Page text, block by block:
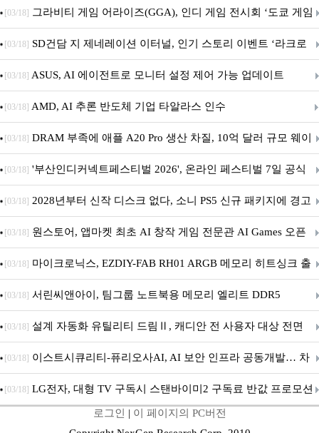
내 정식 출시
[03/18] 그라비티 게임 어라이즈(GGA), 인디 게임 전시회 ‘도쿄 게임
던전 13’ 참가!
[03/18] SD건담 지 제네레이션 이터널, 인기 스토리 이벤트 ‘라크로
아의 용사’ 재개최 및 풍성한 기념 이벤트 실시!
[03/18] ASUS, AI 에이전트로 모니터 설정 제어 가능 업데이트
[03/18] AMD, AI 추론 반도체 기업 타알라스 인수
[03/18] DRAM 부족에 애플 A20 Pro 생산 차질, 10억 달러 규모 웨이
퍼 대기
[03/18] '부산인디커넥트페스티벌 2026', 온라인 페스티벌 7일 공식
개막... 22일간 진행
[03/18] 2028년부터 신작 디스크 없다, 소니 PS5 신규 패키지에 경고
문 추가
[03/18] 원스토어, 앱마켓 최초 AI 창작 게임 전문관 AI Games 오픈
[03/18] 마이크로닉스, EZDIY-FAB RH01 ARGB 메모리 히트싱크 출
시
[03/18] 서린씨앤아이, 팀그룹 노트북용 메모리 엘리트 DDR5
5600MHz 16GB 출시
[03/18] 설계 자동화 유틸리티 드림Ⅱ, 캐디안 전 사용자 대상 전면
무상 배포
[03/18] 이스트시큐리티-퓨리오사AI, AI 보안 인프라 공동개발… 차
세대 AI 보안 플랫폼 구축
[03/18] LG전자, 대형 TV 구독시 스탠바이미2 구독료 반값 프로모션
로그인 | 이 페이지의 PC버전